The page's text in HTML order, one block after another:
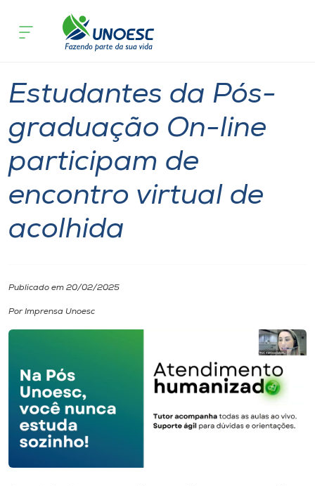
Cursos
Atendimento ao Estudante
Portal de Ensino
Internacionalização
Diplomados
Cultura
CPA
Ensino a Distância
Estudantes da Pós-
graduação On-line
participam de
encontro virtual de
acolhida
Publicado em 20/02/2025
Por Imprensa Unoesc